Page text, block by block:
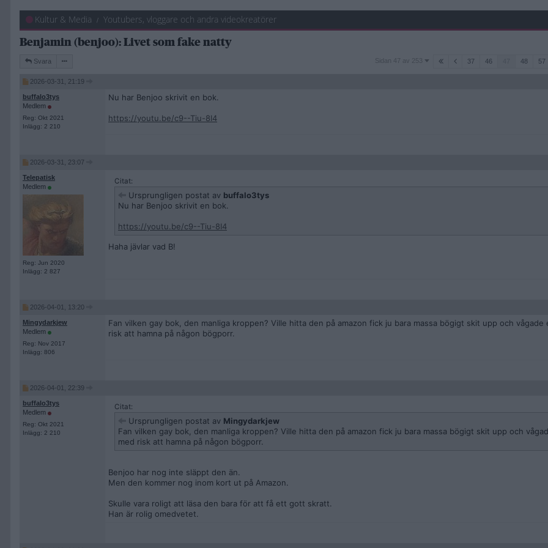
Kultur & Media Youtubers, vloggare och andra videokreatörer
Benjamin (benjoo): Livet som fake natty
Svara
Sidan
Sidan 47 av 253 37 46 48 57
2026-03-31, 21:19
buffalo3tys
Medlem
Reg: Okt 2021
Inlägg: 2 210
Nu har Benjoo skrivit en bok.
https://youtu.be/c9--Tiu-8I4
2026-03-31, 23:07
Telepatisk
Medlem
Reg: Jun 2020
Inlägg: 2 827
Citat:
Ursprungligen postat av buffalo3tys
Nu har Benjoo skrivit en bok.
https://youtu.be/c9--Tiu-8I4
Haha jävlar vad B!
2026-04-01, 13:20
Mingydarkjew
Medlem
Reg: Nov 2017
Inlägg: 806
Fan vilken gay bok, den manliga kroppen? Ville hitta den på amazon fick ju bara massa bögigt skit upp och
risk att hamna på någon bögporr.
2026-04-01, 22:39
buffalo3tys
Medlem
Reg: Okt 2021
Inlägg: 2 210
Citat:
Ursprungligen postat av Mingydarkjew
Fan vilken gay bok, den manliga kroppen? Ville hitta den på amazon fick ju bara massa bögigt skit upp och
med risk att hamna på någon bögporr.
Benjoo har nog inte släppt den än.
Men den kommer nog inom kort ut på Amazon.
Skulle vara roligt att läsa den bara för att få ett gott skratt.
Han är rolig omedvetet.